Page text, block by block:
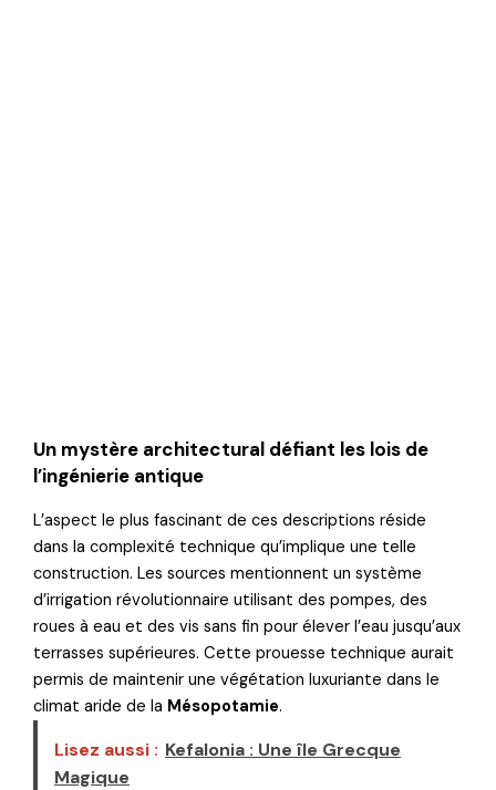
Un mystère architectural défiant les lois de
l’ingénierie antique
L’aspect le plus fascinant de ces descriptions réside
dans la complexité technique qu’implique une telle
construction. Les sources mentionnent un système
d’irrigation révolutionnaire utilisant des pompes, des
roues à eau et des vis sans fin pour élever l’eau jusqu’aux
terrasses supérieures. Cette prouesse technique aurait
permis de maintenir une végétation luxuriante dans le
climat aride de la Mésopotamie.
Lisez aussi : Kefalonia : Une île Grecque
Magique